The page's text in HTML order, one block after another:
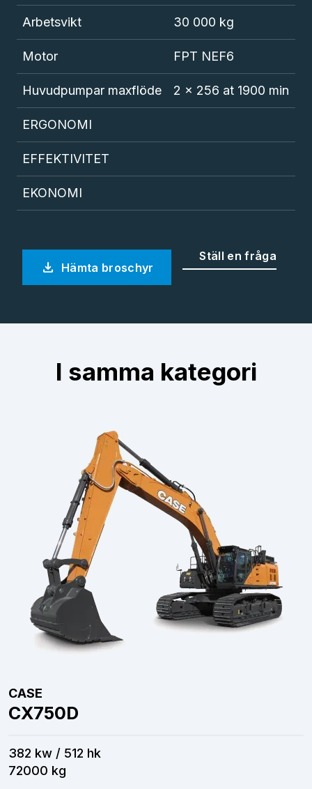
Arbetsvikt 30 000 kg
Motor FPT NEF6
Huvudpumpar maxflöde 2 x 256 at 1900 min
ERGONOMI
EFFEKTIVITET
EKONOMI
download Hämta broschyr
Ställ en fråga
I samma kategori
CASE
CX750D
382 kw / 512 hk
72000 kg